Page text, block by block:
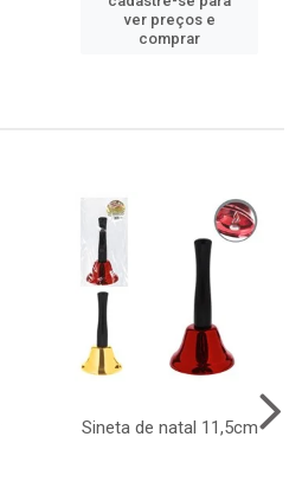
ver preços e
comprar
Sineta de natal 11,5cm